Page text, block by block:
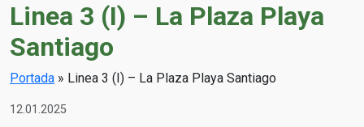
Linea 3 (I) – La Plaza Playa
Santiago
Portada » Linea 3 (I) – La Plaza Playa Santiago
12.01.2025